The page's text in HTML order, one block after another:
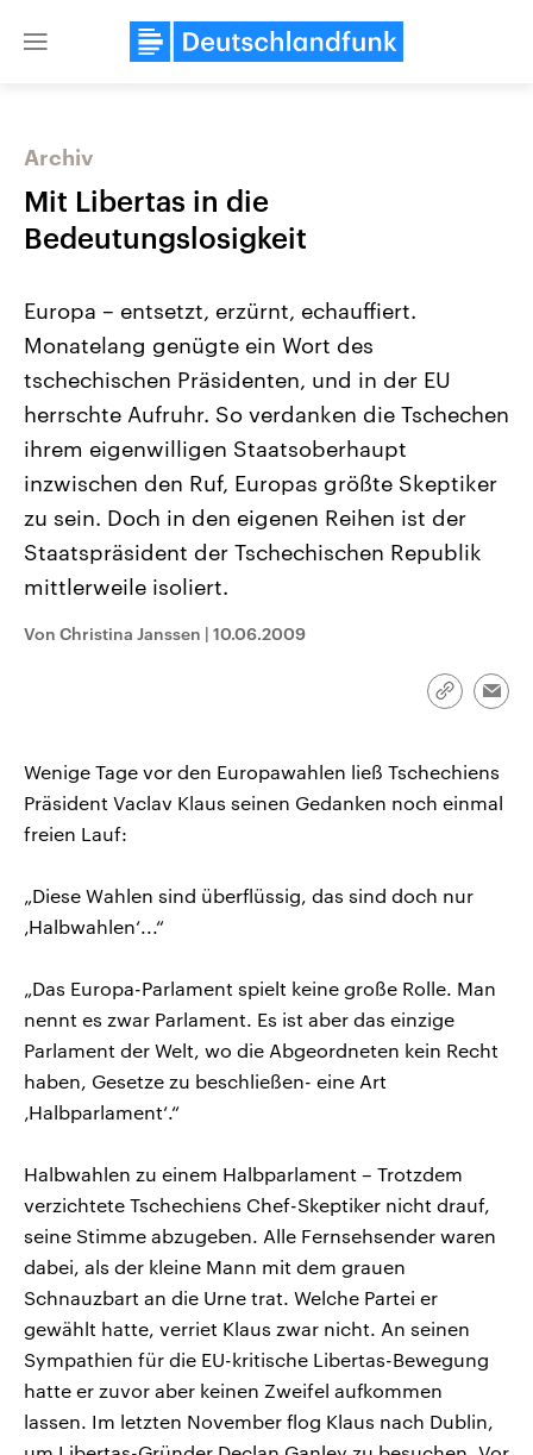
Close
Landtagswahl Sachsen-Anhalt
Alle Informationen
Sachsen-Anhalt wählt am 6.
September 2026 einen neuen
Landtag. Seit 2021 wird das
Bundesland von einer Koalition aus
CDU, SPD und FDP regiert.-
Umfragen, Prognosen,
Wahlprogramme, aktuelle Berichte
und Kandidaten der anstehenden
Wahl.
USA
Hintergründe
Wirtschaftlich und
gehören die Vereinigten
den mächtigsten Ländern
mit großem Einfluss auf
aktuelle Weltgeschehen.
Archiv
Mit Libertas in die
Bedeutungslosigkeit
Europa – entsetzt, erzürnt, echauffiert.
Monatelang genügte ein Wort des
tschechischen Präsidenten, und in der EU
herrschte Aufruhr. So verdanken die Tschechen
ihrem eigenwilligen Staatsoberhaupt
inzwischen den Ruf, Europas größte Skeptiker
zu sein. Doch in den eigenen Reihen ist der
Staatspräsident der Tschechischen Republik
mittlerweile isoliert.
Von Christina Janssen | 10.06.2009
Link
Wenige Tage vor den Europawahlen ließ Tschechiens
Präsident Vaclav Klaus seinen Gedanken noch einmal
freien Lauf:
„Diese Wahlen sind überflüssig, das sind doch nur
‚Halbwahlen‘...“
„Das Europa-Parlament spielt keine große Rolle. Man
nennt es zwar Parlament. Es ist aber das einzige
Parlament der Welt, wo die Abgeordneten kein Recht
haben, Gesetze zu beschließen- eine Art
‚Halbparlament‘.“
Halbwahlen zu einem Halbparlament – Trotzdem
verzichtete Tschechiens Chef-Skeptiker nicht drauf,
seine Stimme abzugeben. Alle Fernsehsender waren
dabei, als der kleine Mann mit dem grauen
Schnauzbart an die Urne trat. Welche Partei er
gewählt hatte, verriet Klaus zwar nicht. An seinen
Sympathien für die EU-kritische Libertas-Bewegung
hatte er zuvor aber keinen Zweifel aufkommen
lassen. Im letzten November flog Klaus nach Dublin,